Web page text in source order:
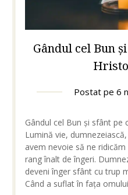
Gândul cel Bun
Postat pe 6
Gândul cel Bun și sfânt pe
Lumină vie,
avem nevoie să ne
rang înalt de îngeri.
deveni înger sfânt cu trup
Când a suflat în fața